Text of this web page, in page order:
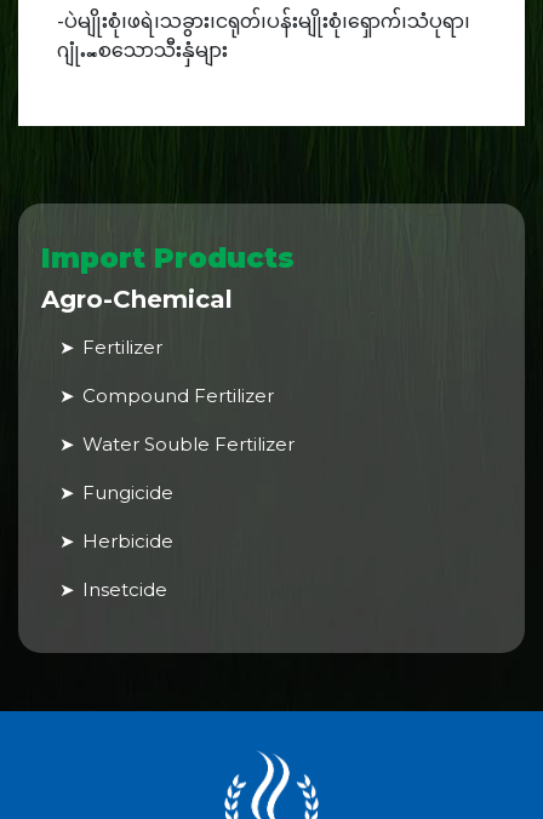
-ပဲမျိုးစုံ၊ဖရဲ၊သခွား၊ငရုတ်၊ပန်းမျိုးစုံ၊ရှောက်၊သံပုရာ၊
ဂျုံ…စသောသီးနှံများ
Import Products
Agro-Chemical
Fertilizer
Compound Fertilizer
Water Souble Fertilizer
Fungicide
Herbicide
Insetcide